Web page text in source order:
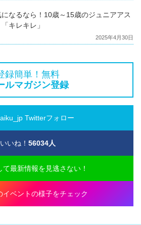
なるなら！10歳～15歳のジュニアアス
キレキレ」
2025年4月30日
録簡単！無料
ルマガジン登録
Twitterフォロー
いいね！ 56034人
て最新情報を見逃さない！
イベントの様子をチェック